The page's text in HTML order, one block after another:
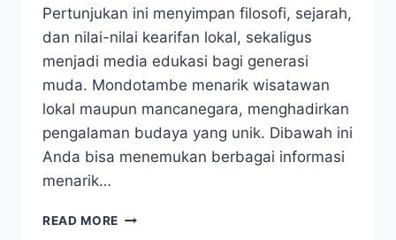
Pertunjukan ini menyimpan filosofi, sejarah,
dan nilai-nilai kearifan lokal, sekaligus
menjadi media edukasi bagi generasi
muda. Mondotambe menarik wisatawan
lokal maupun mancanegara, menghadirkan
pengalaman budaya yang unik. Dibawah ini
Anda bisa menemukan berbagai informasi
menarik…
READ MORE KEANGGUNAN